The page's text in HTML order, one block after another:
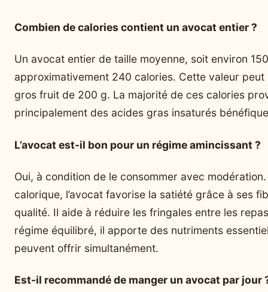
Combien de calories contient un avocat entier ?
Un avocat entier de taille moyenne, soit environ
approximativement 240 calories. Cette valeur
gros fruit de 200 g. La majorité de ces calories
principalement des acides gras insaturés
L’avocat est-il bon pour un régime amincissant ?
Oui, à condition de le consommer avec
calorique, l’avocat favorise la satiété grâce à ses
qualité. Il aide à réduire les fringales entre les
régime équilibré, il apporte des nutriments
peuvent offrir simultanément.
Est-il recommandé de manger un avocat par jour